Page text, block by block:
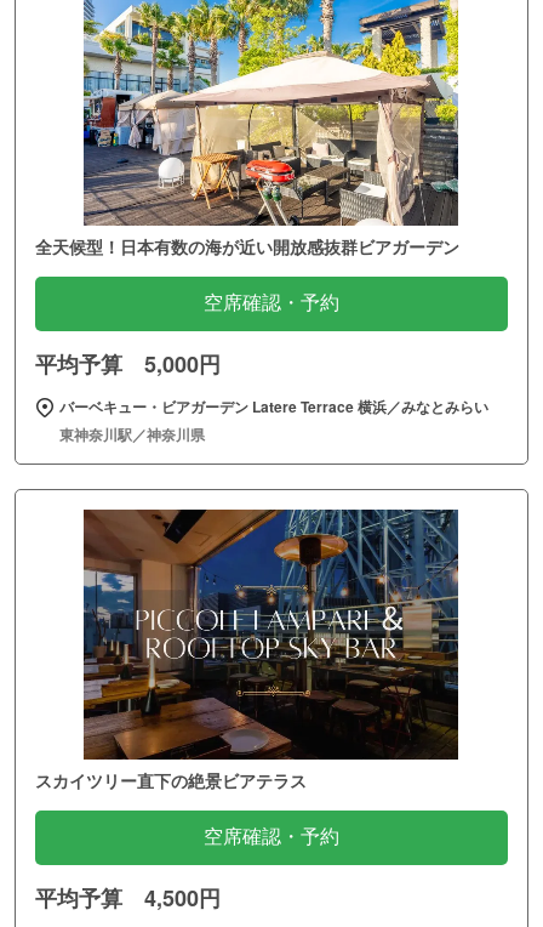
全天候型！日本有数の海が近い開放感抜群ビアガーデン
空席確認・予約
平均予算 5,000円
バーベキュー・ビアガーデン Latere Terrace 横浜／みなとみらい
東神奈川駅／神奈川県
スカイツリー直下の絶景ビアテラス
空席確認・予約
平均予算 4,500円